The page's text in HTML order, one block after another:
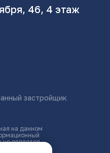
46, 4 этаж
застройщик
на данном
не является
положениями